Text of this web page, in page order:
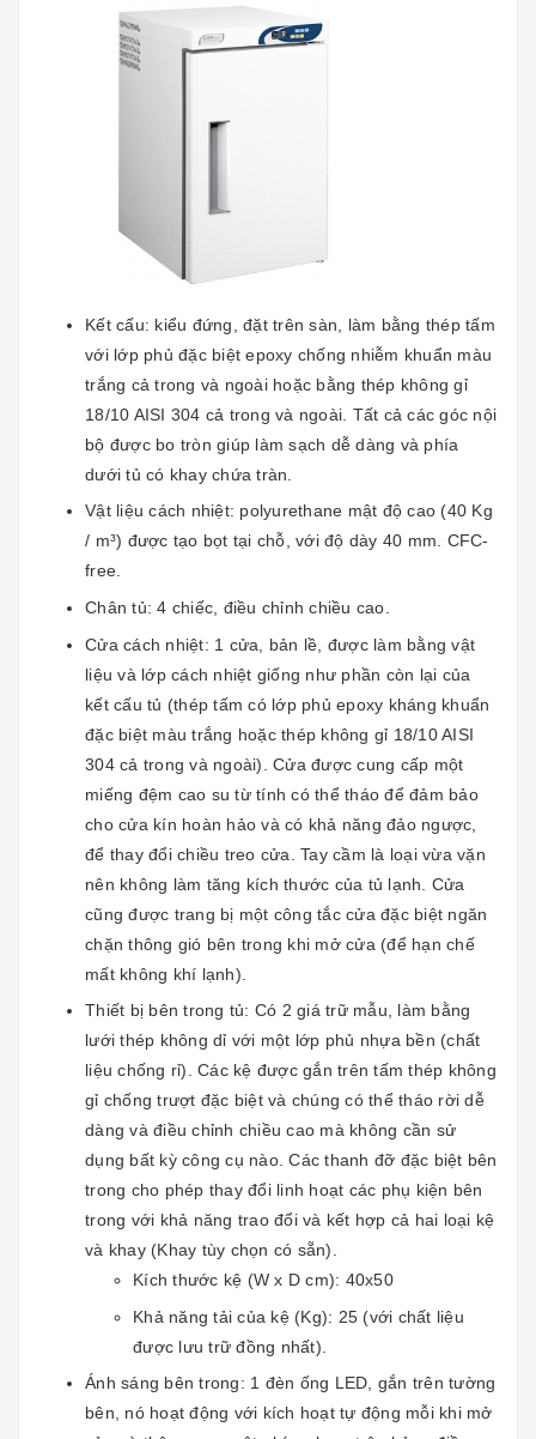
Kết cấu: kiểu đứng, đặt trên sàn, làm bằng thép tấm
với lớp phủ đặc biệt epoxy chống nhiễm khuẩn màu
trắng cả trong và ngoài hoặc bằng thép không gỉ
18/10 AISI 304 cả trong và ngoài. Tất cả các góc nội
bộ được bo tròn giúp làm sạch dễ dàng và phía
dưới tủ có khay chứa tràn.
Vật liệu cách nhiệt: polyurethane mật độ cao (40 Kg
/ m³) được tạo bọt tại chỗ, với độ dày 40 mm. CFC-
free.
Chân tủ: 4 chiếc, điều chỉnh chiều cao.
Cửa cách nhiệt: 1 cửa, bản lề, được làm bằng vật
liệu và lớp cách nhiệt giống như phần còn lại của
kết cấu tủ (thép tấm có lớp phủ epoxy kháng khuẩn
đặc biệt màu trắng hoặc thép không gỉ 18/10 AISI
304 cả trong và ngoài). Cửa được cung cấp một
miếng đệm cao su từ tính có thể tháo để đảm bảo
cho cửa kín hoàn hảo và có khả năng đảo ngược,
để thay đổi chiều treo cửa. Tay cầm là loại vừa vặn
nên không làm tăng kích thước của tủ lạnh. Cửa
cũng được trang bị một công tắc cửa đặc biệt ngăn
chặn thông gió bên trong khi mở cửa (để hạn chế
mất không khí lạnh).
Thiết bị bên trong tủ: Có 2 giá trữ mẫu, làm bằng
lưới thép không dỉ với một lớp phủ nhựa bền (chất
liệu chống rỉ). Các kệ được gắn trên tấm thép không
gỉ chống trượt đặc biệt và chúng có thể tháo rời dễ
dàng và điều chỉnh chiều cao mà không cần sử
dụng bất kỳ công cụ nào. Các thanh đỡ đặc biệt bên
trong cho phép thay đổi linh hoạt các phụ kiện bên
trong với khả năng trao đổi và kết hợp cả hai loại kệ
và khay (Khay tùy chọn có sẵn).
Kích thước kệ (W x D cm): 40x50
Khả năng tải của kệ (Kg): 25 (với chất liệu
được lưu trữ đồng nhất).
Ánh sáng bên trong: 1 đèn ống LED, gắn trên tường
bên, nó hoạt động với kích hoạt tự động mỗi khi mở